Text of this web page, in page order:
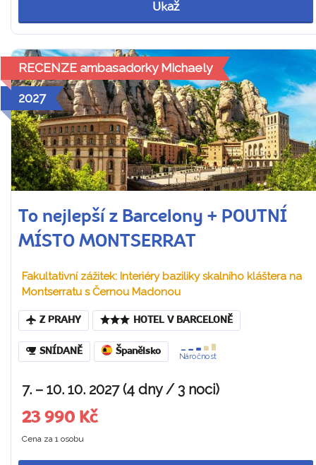
Ukaž
RECENZE ambasadorky Michaely
2027
To nejlepší z Barcelony + POUTNÍ
MÍSTO MONTSERRAT
Fakultativní zážitek: Interiéry baziliky skalního kláštera na
Montserratu s Černou Madonou
Z PRAHY HOTEL V BARCELONĚ
SNÍDANĚ Španělsko
Náročnost
7. – 10. 10. 2027 (4 dny / 3 noci)
23 990 Kč
Cena za 1 osobu